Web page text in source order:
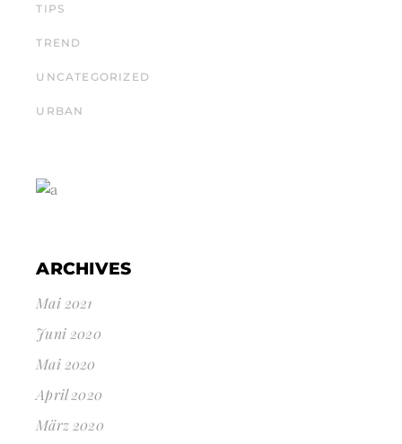
TIPS
TREND
UNCATEGORIZED
URBAN
ARCHIVES
Mai 2021
Juni 2020
Mai 2020
April 2020
März 2020